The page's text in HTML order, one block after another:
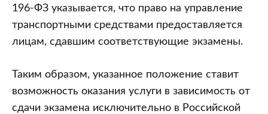
196-ФЗ указывается, что право на управление
транспортными средствами предоставляется
лицам, сдавшим соответствующие экзамены.
Таким образом, указанное положение ставит
возможность оказания услуги в зависимость от
сдачи экзамена исключительно в Российской